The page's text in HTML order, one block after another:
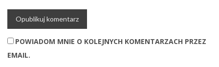
POWIADOM MNIE O KOLEJNYCH KOMENTARZACH PRZEZ
EMAIL.